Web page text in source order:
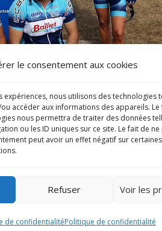
le consentement aux cookies
expériences, nous utilisons des technologies
accéder aux informations des appareils. Le
nous permettra de traiter des données
ou les ID uniques sur ce site. Le fait de
peut avoir un effet négatif sur certaines
Refuser Voir les
de confidentialitéPolitique de confidentialité
son paradis à
Bonnes vacances à tous.